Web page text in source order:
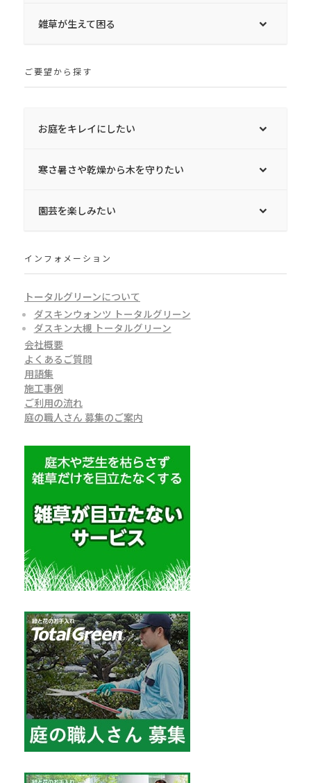
雑草が生えて困る
ご要望から探す
お庭をキレイにしたい
寒さ暑さや乾燥から木を守りたい
園芸を楽しみたい
インフォメーション
トータルグリーンについて
ダスキンウォンツ トータルグリーン
ダスキン大槻 トータルグリーン
会社概要
よくあるご質問
用語集
施工事例
ご利用の流れ
庭の職人さん 募集のご案内